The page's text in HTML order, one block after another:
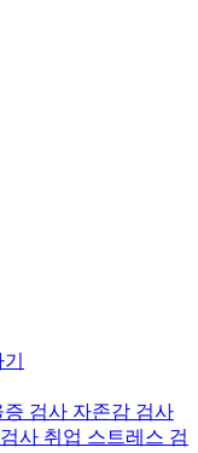
증 검사 자존감 검사
사 취업 스트레스 검